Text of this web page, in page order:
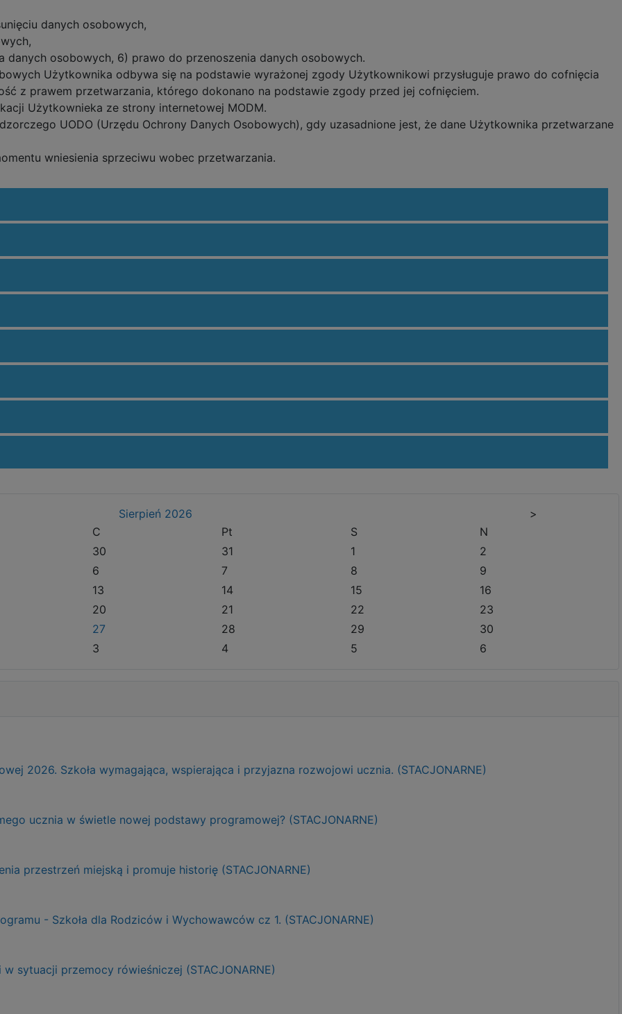
danych osobowych,
osobowych, 6) prawo do przenoszenia danych osobowych.
Użytkownika odbywa się na podstawie wyrażonej zgody Użytkownikowi przysługuje prawo do cofnięcia
z prawem przetwarzania, którego dokonano na podstawie zgody przed jej cofnięciem.
Użytkownieka ze strony internetowej MODM.
UODO (Urzędu Ochrony Danych Osobowych), gdy uzasadnione jest, że dane Użytkownika przetwarzane
wniesienia sprzeciwu wobec przetwarzania.
Sierpień 2026
>
C Pt S
N
30 31 1
2
6 7 8
9
13 14 15
16
20 21 22
23
27 28 29
30
3 4 5 6
2026. Szkoła wymagająca, wspierająca i przyjazna rozwojowi ucznia. (STACJONARNE)
ucznia w świetle nowej podstawy programowej? (STACJONARNE)
przestrzeń miejską i promuje historię (STACJONARNE)
- Szkoła dla Rodziców i Wychowawców cz 1. (STACJONARNE)
sytuacji przemocy rówieśniczej (STACJONARNE)